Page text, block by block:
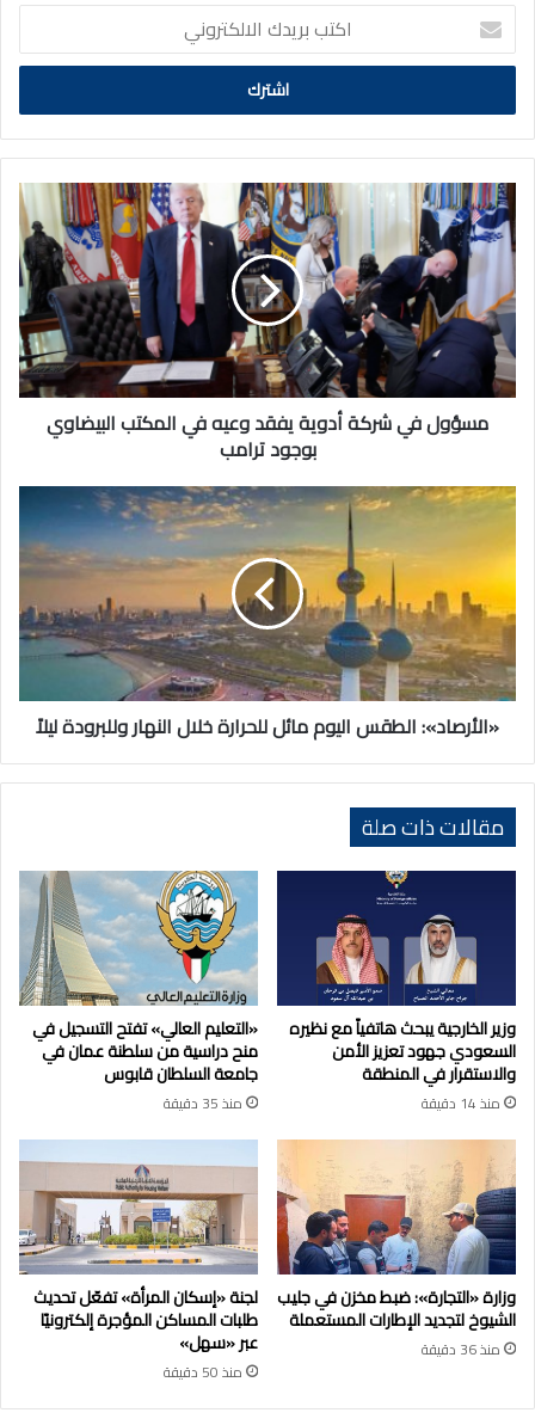
اكتب
بريدك
الالكتروني
مسؤول
في
شركة
أدوية
يفقد
وعيه
في
المكتب
البيضاوي
بوجودمسؤول في شركة أدوية يفقد وعيه في المكتب البيضاوي
بوجود ترامب
«الأرصاد»:
الطقس
اليوم
مائل
للحرارة
خلال
النهار
وللبرودة
ليلاً
«الأرصاد»: الطقس اليوم مائل للحرارة خلال النهار وللبرودة ليلاً
مقالات ذات صلة
وزير الخارجية يبحث هاتفياً مع نظيره
السعودي جهود تعزيز الأمن
والاستقرار في المنطقة
منذ 14 دقيقة
«التعليم العالي» تفتح التسجيل في
منح دراسية من سلطنة عمان في
جامعة السلطان قابوس
منذ 35 دقيقة
وزارة «التجارة»: ضبط مخزن في جليب
الشيوخ لتجديد الإطارات المستعملة
منذ 36 دقيقة
لجنة «إسكان المرأة» تفعّل تحديث
طلبات المساكن المؤجرة إلكترونيًا
عبر «سهل»
منذ 50 دقيقة